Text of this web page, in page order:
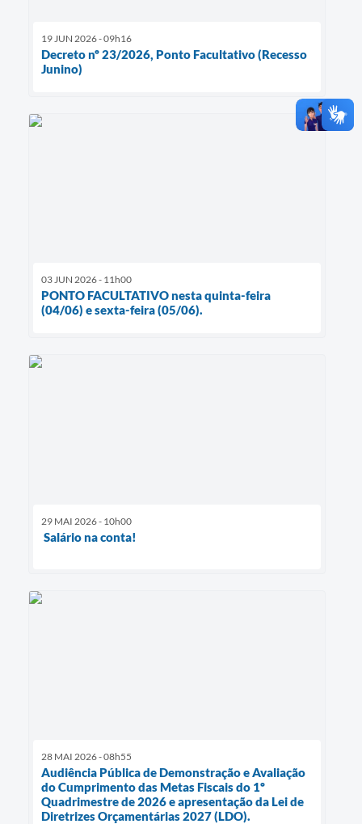
19 JUN 2026 - 09h16
Decreto nº 23/2026, Ponto Facultativo (Recesso
Junino)
03 JUN 2026 - 11h00
PONTO FACULTATIVO nesta quinta-feira
(04/06) e sexta-feira (05/06).
29 MAI 2026 - 10h00
Salário na conta!
28 MAI 2026 - 08h55
Audiência Pública de Demonstração e Avaliação
do Cumprimento das Metas Fiscais do 1º
Quadrimestre de 2026 e apresentação da Lei de
Diretrizes Orçamentárias 2027 (LDO).